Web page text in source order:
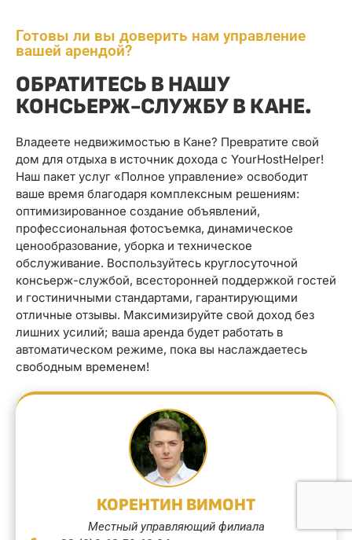
Готовы ли вы доверить нам управление
вашей арендой?
ОБРАТИТЕСЬ В НАШУ
КОНСЬЕРЖ-СЛУЖБУ В КАНЕ.
Владеете недвижимостью в Кане? Превратите свой
дом для отдыха в источник дохода с YourHostHelper!
Наш пакет услуг «Полное управление» освободит
ваше время благодаря комплексным решениям:
оптимизированное создание объявлений,
профессиональная фотосъемка, динамическое
ценообразование, уборка и техническое
обслуживание. Воспользуйтесь круглосуточной
консьерж-службой, всесторонней поддержкой гостей
и гостиничными стандартами, гарантирующими
отличные отзывы. Максимизируйте свой доход без
лишних усилий; ваша аренда будет работать в
автоматическом режиме, пока вы наслаждаетесь
свободным временем!
КОРЕНТИН ВИМОНТ
Местный управляющий филиала